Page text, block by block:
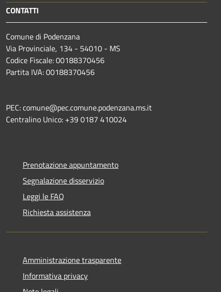
CONTATTI
Comune di Podenzana
Via Provinciale, 134 - 54010 - MS
Codice Fiscale: 00188370456
Partita IVA: 00188370456
PEC: comune@pec.comune.podenzana.ms.it
Centralino Unico: +39 0187 410024
Prenotazione appuntamento
Segnalazione disservizio
Leggi le FAQ
Richiesta assistenza
Amministrazione trasparente
Informativa privacy